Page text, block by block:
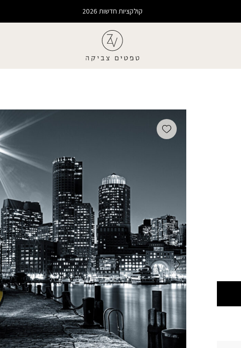
קולקציות חדשות 2026
Add wishlist